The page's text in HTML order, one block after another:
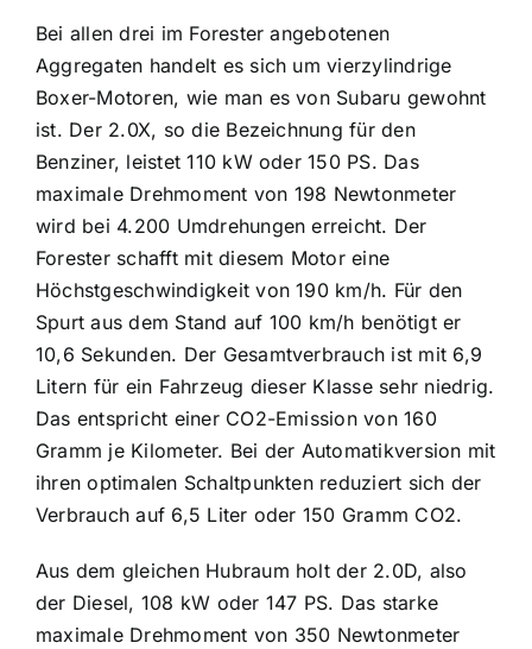
Bei allen drei im Forester angebotenen
Aggregaten handelt es sich um vierzylindrige
Boxer-Motoren, wie man es von Subaru gewohnt
ist. Der 2.0X, so die Bezeichnung für den
Benziner, leistet 110 kW oder 150 PS. Das
maximale Drehmoment von 198 Newtonmeter
wird bei 4.200 Umdrehungen erreicht. Der
Forester schafft mit diesem Motor eine
Höchstgeschwindigkeit von 190 km/h. Für den
Spurt aus dem Stand auf 100 km/h benötigt er
10,6 Sekunden. Der Gesamtverbrauch ist mit 6,9
Litern für ein Fahrzeug dieser Klasse sehr niedrig.
Das entspricht einer CO2-Emission von 160
Gramm je Kilometer. Bei der Automatikversion mit
ihren optimalen Schaltpunkten reduziert sich der
Verbrauch auf 6,5 Liter oder 150 Gramm CO2.
Aus dem gleichen Hubraum holt der 2.0D, also
der Diesel, 108 kW oder 147 PS. Das starke
maximale Drehmoment von 350 Newtonmeter